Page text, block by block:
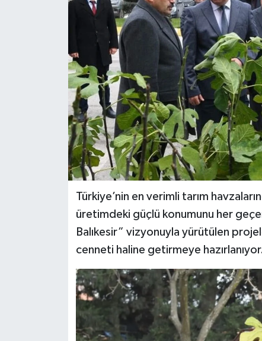
Türkiye’nin en verimli tarım
üretimdeki güçlü konumunu her
Balıkesir” vizyonuyla yürütülen
cenneti haline getirmeye